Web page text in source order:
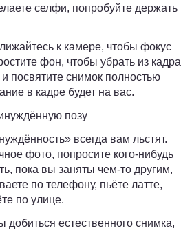
селфи, попробуйте держать
к камере, чтобы фокус
фон, чтобы убрать из кадра
посвятите снимок полностью
в кадре будет на вас.
позу
всегда вам льстят.
фото, попросите кого-нибудь
пока вы заняты чем-то другим,
по телефону, пьёте латте,
по улице.
добиться естественного снимка,